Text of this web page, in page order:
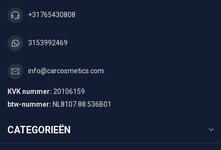
+31765430808
3153992469
info@carcosmetics.com
KVK nummer: 20106159
btw-nummer: NL8107.88.536B01
CATEGORIEËN